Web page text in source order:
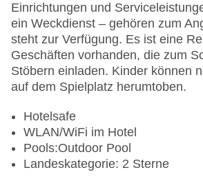
Einrichtungen und
ein Weckdienst – gehören zum
steht zur Verfügung. Es ist eine
Geschäften vorhanden, die zum
Stöbern einladen. Kinder können
auf dem Spielplatz herumtoben.
Hotelsafe
WLAN/WiFi im Hotel
Pools:Outdoor Pool
Landeskategorie: 2 Sterne